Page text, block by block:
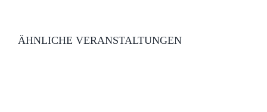
ÄHNLICHE VERANSTALTUNGEN